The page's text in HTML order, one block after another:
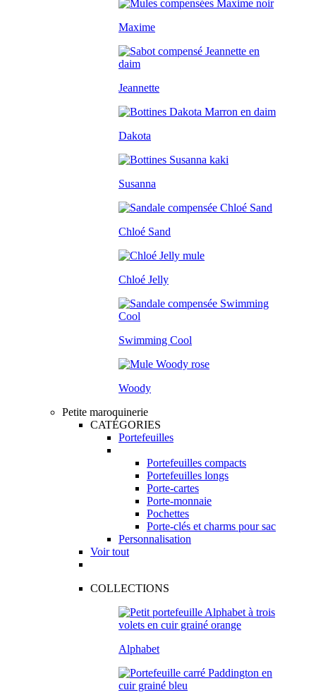
Maxime
Jeannette
Dakota
Susanna
Chloé Sand
Chloé Jelly
Swimming Cool
Woody
Petite maroquinerie
CATÉGORIES
Portefeuilles
Portefeuilles compacts
Portefeuilles longs
Porte-cartes
Porte-monnaie
Pochettes
Porte-clés et charms pour sac
Personnalisation
Voir tout
COLLECTIONS
Alphabet